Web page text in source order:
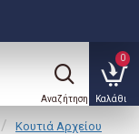
0
Κουτιά Αρχείου